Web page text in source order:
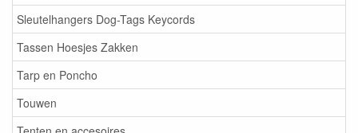
Sleutelhangers Dog-Tags Keycords
Tassen Hoesjes Zakken
Tarp en Poncho
Touwen